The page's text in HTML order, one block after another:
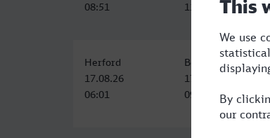
08:51
11:54
Herford
17.08.26
06:01
Bonn Hbf
17.08.26
09:54